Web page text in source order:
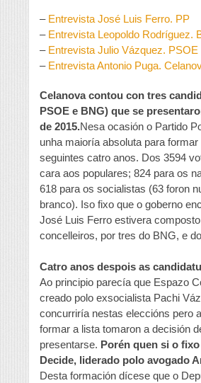
– Entrevista José Luis Ferro. PP
– Entrevista Leopoldo Rodríguez.
– Entrevista Julio Vázquez. PSOE
– Entrevista Antonio Puga.
Celanova contou con tres
PSOE e BNG) que se
de 2015.Nesa ocasión o Partido
unha maioría absoluta para
seguintes catro anos. Dos 3594
cara aos populares; 824 para os
618 para os socialistas (63 foron
branco). Iso fixo que o goberno
José Luis Ferro estivera
concelleiros, por tres do BNG, e
Catro anos despois as
Ao principio parecía que Espazo
creado polo exsocialista Pachi
concurriría nestas eleccións pero
formar a lista tomaron a decisión
presentarse. Porén quen si o
Decide, liderado polo avogado
Desta formación dícese que o